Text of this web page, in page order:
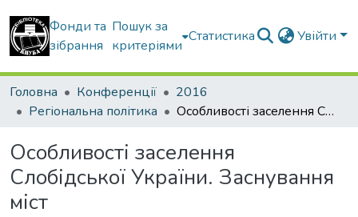
Фонди та
зібрання
Пошук за
критеріями
Статистика Увійти
Головна Конференції
2016
Регіональна політика
Особливості заселення Слобідської України. Заснування міст
Особливості заселення
Слобідської України. Заснування
міст